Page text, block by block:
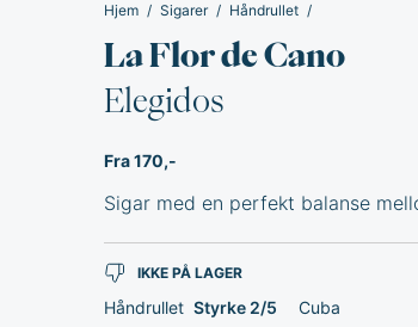
Hjem Sigarer Håndrullet
La Flor de Cano
Elegidos
Fra 170,-
Sigar med en perfekt balanse
IKKE PÅ LAGER
Håndrullet Styrke 2/5 Cuba